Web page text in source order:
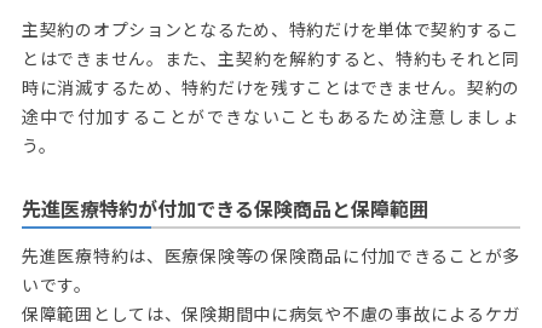
主契約のオプションとなるため、特約だけを単体で契約するこ
とはできません。また、主契約を解約すると、特約もそれと同
時に消滅するため、特約だけを残すことはできません。契約の
途中で付加することができないこともあるため注意しましょ
う。
先進医療特約が付加できる保険商品と保障範囲
先進医療特約は、医療保険等の保険商品に付加できることが多
いです。
保障範囲としては、保険期間中に病気や不慮の事故によるケガ